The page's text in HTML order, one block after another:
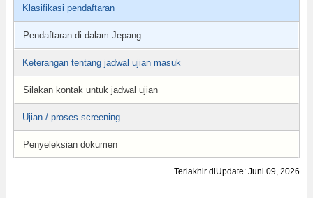
Klasifikasi pendaftaran
Pendaftaran di dalam Jepang
Keterangan tentang jadwal ujian masuk
Silakan kontak untuk jadwal ujian
Ujian / proses screening
Penyeleksian dokumen
Terlakhir diUpdate: Juni 09, 2026